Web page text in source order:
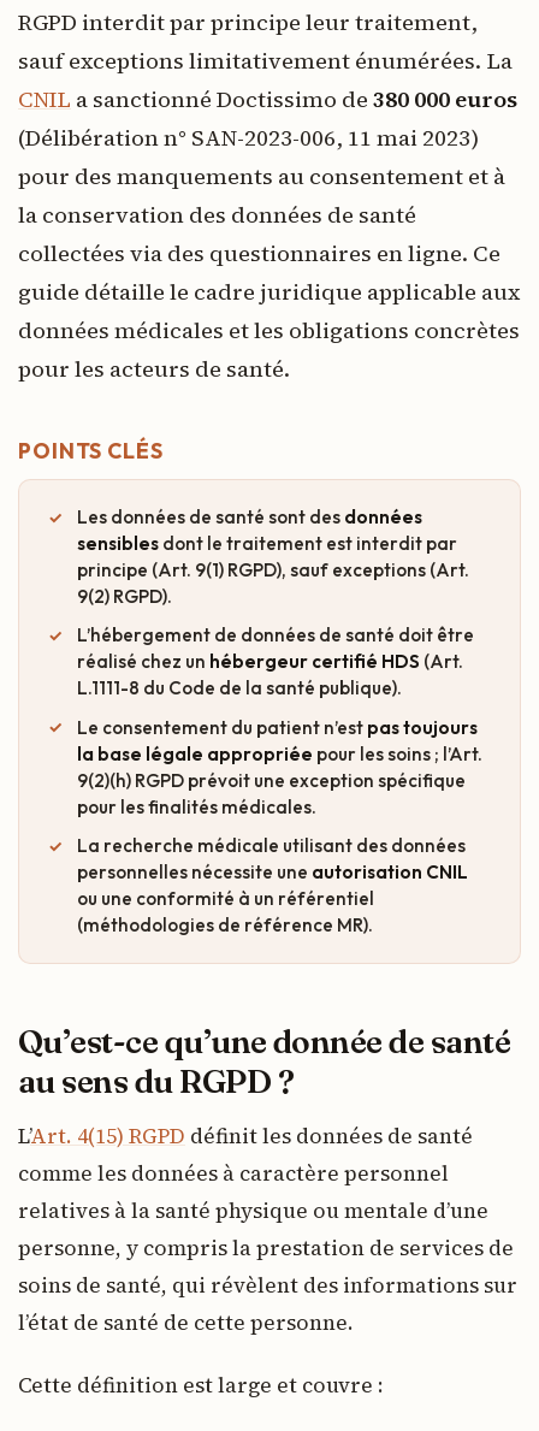
RGPD interdit par principe leur traitement,
sauf exceptions limitativement énumérées. La
CNIL a sanctionné Doctissimo de 380 000 euros
(Délibération n° SAN-2023-006, 11 mai 2023)
pour des manquements au consentement et à
la conservation des données de santé
collectées via des questionnaires en ligne. Ce
guide détaille le cadre juridique applicable aux
données médicales et les obligations concrètes
pour les acteurs de santé.
POINTS CLÉS
Les données de santé sont des données
sensibles dont le traitement est interdit par
principe (Art. 9(1) RGPD), sauf exceptions (Art.
9(2) RGPD).
L’hébergement de données de santé doit être
réalisé chez un hébergeur certifié HDS (Art.
L.1111-8 du Code de la santé publique).
Le consentement du patient n’est pas toujours
la base légale appropriée pour les soins ; l’Art.
9(2)(h) RGPD prévoit une exception spécifique
pour les finalités médicales.
La recherche médicale utilisant des données
personnelles nécessite une autorisation CNIL
ou une conformité à un référentiel
(méthodologies de référence MR).
Qu’est-ce qu’une donnée de santé
au sens du RGPD ?
L’Art. 4(15) RGPD définit les données de santé
comme les données à caractère personnel
relatives à la santé physique ou mentale d’une
personne, y compris la prestation de services de
soins de santé, qui révèlent des informations sur
l’état de santé de cette personne.
Cette définition est large et couvre :